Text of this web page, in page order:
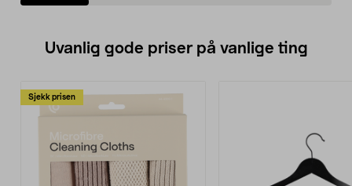
Uvanlig gode priser på vanlige ting
Sjekk prisen